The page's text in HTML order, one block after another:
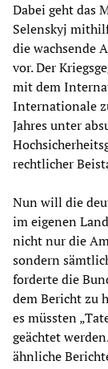
Dabei geht das
Selenskyj
die wachsende
vor. Der
mit dem
Internationale
Jahres unter
rechtlicher
Nun will die
im eigenen
nicht nur die
sondern
forderte die
dem Bericht zu
es müssten
geächtet
ähnliche